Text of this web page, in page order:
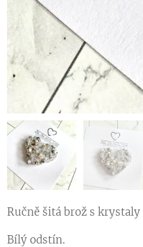
Ručně šitá brož s
Bílý odstín.